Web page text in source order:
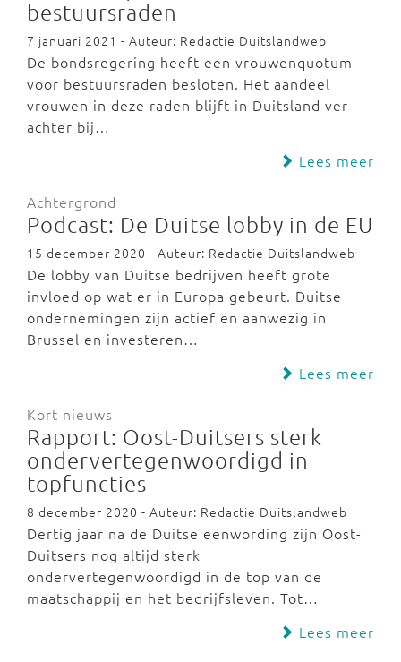
bestuursraden
7 januari 2021 - Auteur: Redactie Duitslandweb
De bondsregering heeft een vrouwenquotum
voor bestuursraden besloten. Het aandeel
vrouwen in deze raden blijft in Duitsland ver
achter bij…
Lees meer
Achtergrond
Podcast: De Duitse lobby in de EU
15 december 2020 - Auteur: Redactie Duitslandweb
De lobby van Duitse bedrijven heeft grote
invloed op wat er in Europa gebeurt. Duitse
ondernemingen zijn actief en aanwezig in
Brussel en investeren…
Lees meer
Kort nieuws
Rapport: Oost-Duitsers sterk
ondervertegenwoordigd in
topfuncties
8 december 2020 - Auteur: Redactie Duitslandweb
Dertig jaar na de Duitse eenwording zijn Oost-
Duitsers nog altijd sterk
ondervertegenwoordigd in de top van de
maatschappij en het bedrijfsleven. Tot…
Lees meer